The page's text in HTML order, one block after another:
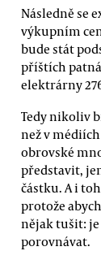
Následně se
výkupním
bude stát
příštích
elektrárny
Tedy nikoliv
než v
obrovské
představit,
částku. A i
protože
nějak tušit: je
porovnávat.